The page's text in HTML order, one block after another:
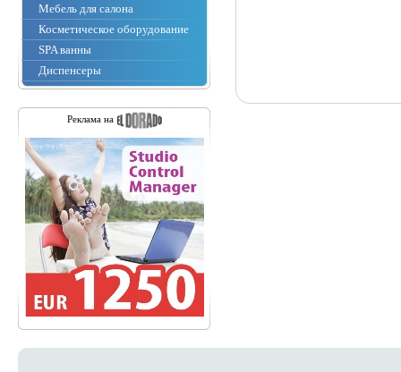
Мебель для салона
Косметическое оборудование
SPA ванны
Диспенсеры
Реклама на